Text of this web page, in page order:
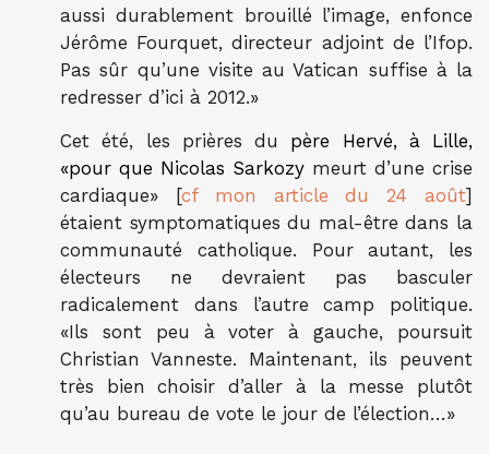
aussi durablement brouillé l’image, enfonce
Jérôme Fourquet, directeur adjoint de l’Ifop.
Pas sûr qu’une visite au Vatican suffise à la
redresser d’ici à 2012.»
Cet été, les prières du père Hervé, à Lille,
«pour que Nicolas Sarkozy meurt d’une crise
cardiaque» [cf mon article du 24 août]
étaient symptomatiques du mal-être dans la
communauté catholique. Pour autant, les
électeurs ne devraient pas basculer
radicalement dans l’autre camp politique.
«Ils sont peu à voter à gauche, poursuit
Christian Vanneste. Maintenant, ils peuvent
très bien choisir d’aller à la messe plutôt
qu’au bureau de vote le jour de l’élection…»